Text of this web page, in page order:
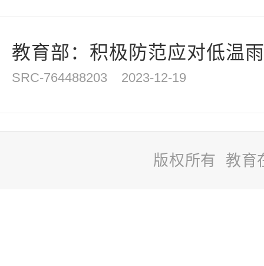
教育部：积极防范应对低温
SRC-764488203 2023-12-19
版权所有 教育